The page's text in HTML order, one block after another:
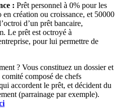
: Prêt personnel à 0% pour les
création ou croissance, et 50000
d’un prêt bancaire,
Le prêt est octroyé à
pour lui permettre de
? Vous constituez un dossier et
composé de chefs
accordent le prêt, et décident du
(parrainage par exemple).